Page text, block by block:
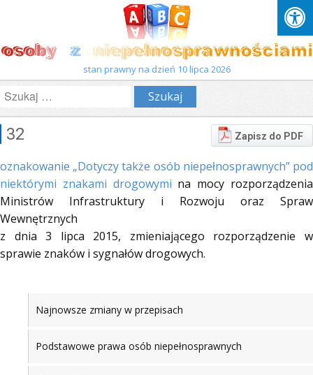
stan prawny na dzień 10 lipca 2026
Zapisz do PDF
32
oznakowanie „Dotyczy także osób niepełnosprawnych” pod
niektórymi znakami drogowymi na mocy rozporządzenia
Ministrów Infrastruktury i Rozwoju oraz Spraw
Wewnętrznych
z dnia 3 lipca 2015, zmieniającego rozporządzenie w
sprawie znaków i sygnałów drogowych.
Najnowsze zmiany w przepisach
Podstawowe prawa osób niepełnosprawnych